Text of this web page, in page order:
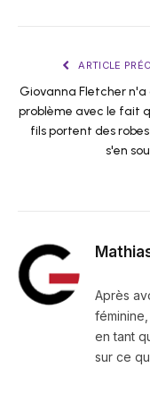
ARTICLE
Giovanna Fletcher n'a
problème avec le fait
fils portent des robes
s'en
Après
en tant
sur ce